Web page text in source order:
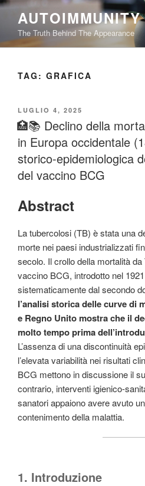
Salta
contenutoThe Truth Behind The Appearance
TAG: GRAFICA
PUBBLICATO
IL
LUGLIO 4, 2025
🏥📚 Declino della
in Europa occidentale
storico-epidemiologica
del vaccino BCG
Abstract
La tubercolosi (TB) è stata una
morte nei paesi industrializzati
secolo. Il crollo della mortalità
vaccino BCG, introdotto nel
sistematicamente dal secondo
l’analisi storica delle curve di
e Regno Unito mostra che il
molto tempo prima
L’assenza di una discontinuità
l’elevata variabilità nei risultati
BCG mettono in discussione il
contrario, interventi igienico-
sanatori appaiono avere avuto
contenimento della malattia.
1. Introduzione